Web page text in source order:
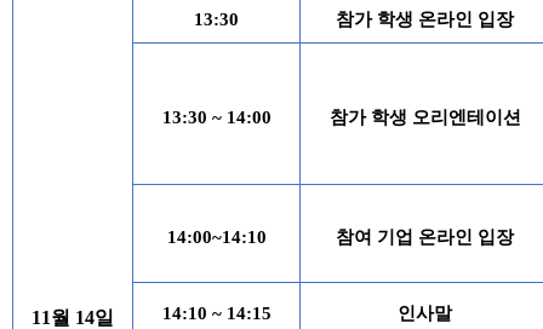
11월 14일
13:30 참가 학생 온라인 입장
13:30 ~ 14:00 참가 학생 오리엔테이션
14:00~14:10 참여 기업 온라인 입장
14:10 ~ 14:15 인사말